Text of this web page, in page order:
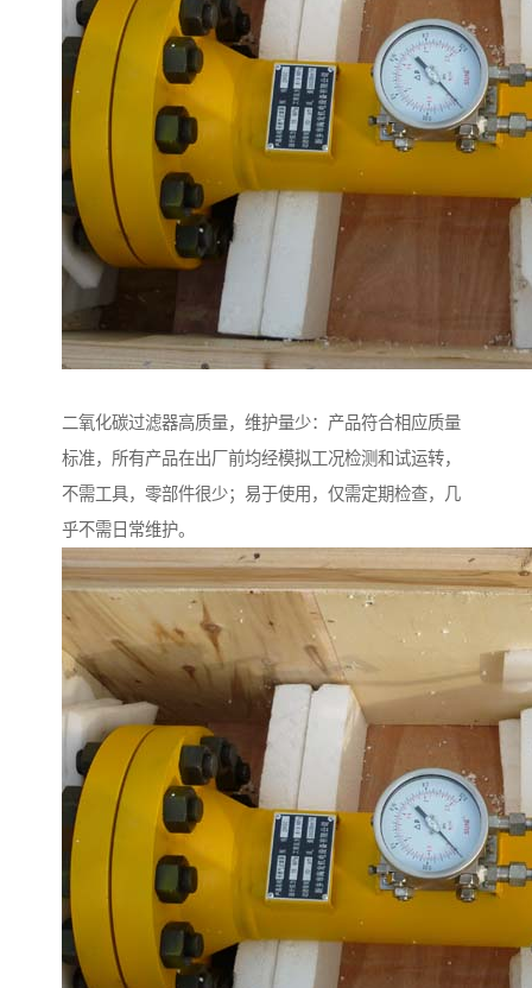
二氧化碳过滤器高质量，维护量少：产品符合相应质量
标准，所有产品在出厂前均经模拟工况检测和试运转，
不需工具，零部件很少；易于使用，仅需定期检查，几
乎不需日常维护。